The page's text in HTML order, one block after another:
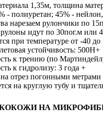
1,35м, толщина
- полиуретан; 45% -
нарезаем рулончики по
рулоны идут по 30пог.м или
при температуре от -40
устойчивость: 500H+
к трению (по
к гидролизу: 3 года +
на отрез погонными
на круглую тубу и
НА